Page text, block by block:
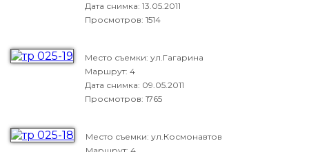
Дата снимка: 13.05.2011
Просмотров: 1514
Место съемки: ул.Гагарина
Маршрут: 4
Дата снимка: 09.05.2011
Просмотров: 1765
Место съемки: ул.Космонавтов